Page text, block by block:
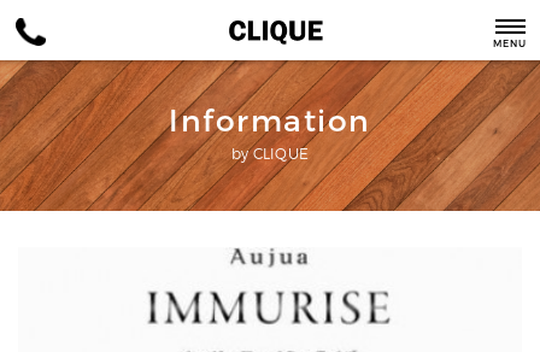
MENU
Information
by CLIQUE